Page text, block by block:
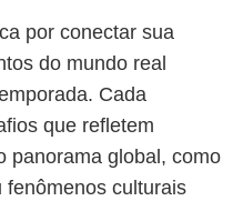
por conectar sua
do mundo real
Cada
que refletem
panorama global, como
fenômenos culturais